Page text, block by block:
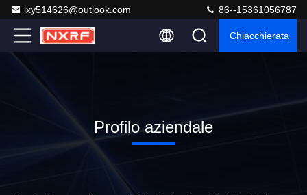
lxy514626@outlook.com 86--15361056787
Chiacchierata
Profilo aziendale